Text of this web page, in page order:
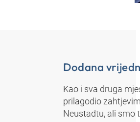
Dodana
Kao i sva druga
prilagodio
Neustadtu, ali smo